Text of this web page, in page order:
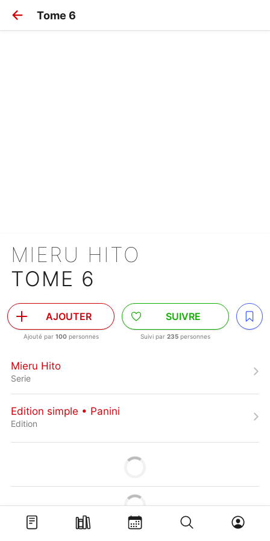
Tome 6
MIERU HITO
TOME 6
AJOUTER
Ajouté par 100personnes
SUIVRE
Suivi par 235 personnes
Mieru Hito
Serie
Edition simple • Panini
Edition